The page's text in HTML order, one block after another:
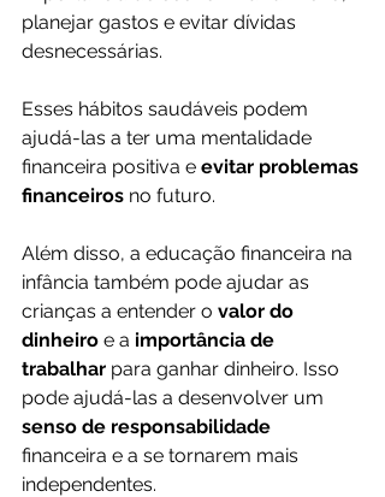
planejar gastos e evitar dívidas
desnecessárias.
Esses hábitos saudáveis ​​podem
ajudá-las a ter uma mentalidade
financeira positiva e evitar problemas
financeiros no futuro.
Além disso, a educação financeira na
infância também pode ajudar as
crianças a entender o valor do
dinheiro e a importância de
trabalhar para ganhar dinheiro. Isso
pode ajudá-las a desenvolver um
senso de responsabilidade
financeira e a se tornarem mais
independentes.